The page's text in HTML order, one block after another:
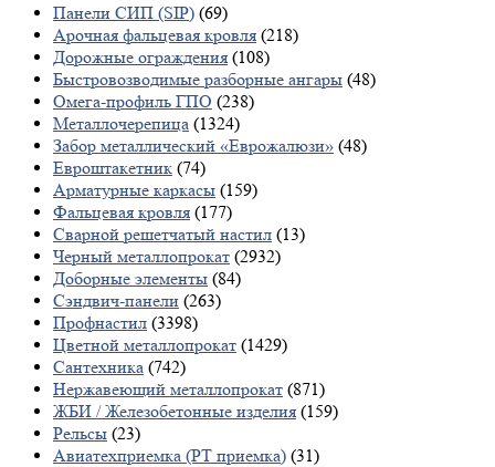
Панели СИП (SIP) (69)
Арочная фальцевая кровля (218)
Дорожные ограждения (108)
Быстровозводимые разборные ангары (48)
Омега-профиль ГПО (238)
Металлочерепица (1324)
Забор металлический «Еврожалюзи» (48)
Евроштакетник (74)
Арматурные каркасы (159)
Фальцевая кровля (177)
Сварной решетчатый настил (13)
Черный металлопрокат (2932)
Доборные элементы (84)
Сэндвич-панели (263)
Профнастил (3398)
Цветной металлопрокат (1429)
Сантехника (742)
Нержавеющий металлопрокат (871)
ЖБИ / Железобетонные изделия (159)
Рельсы (23)
Авиатехприемка (РТ приемка) (31)